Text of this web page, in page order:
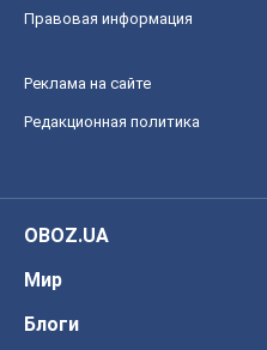
Правовая информация
Реклама на сайте
Редакционная политика
OBOZ.UA
Мир
Блоги